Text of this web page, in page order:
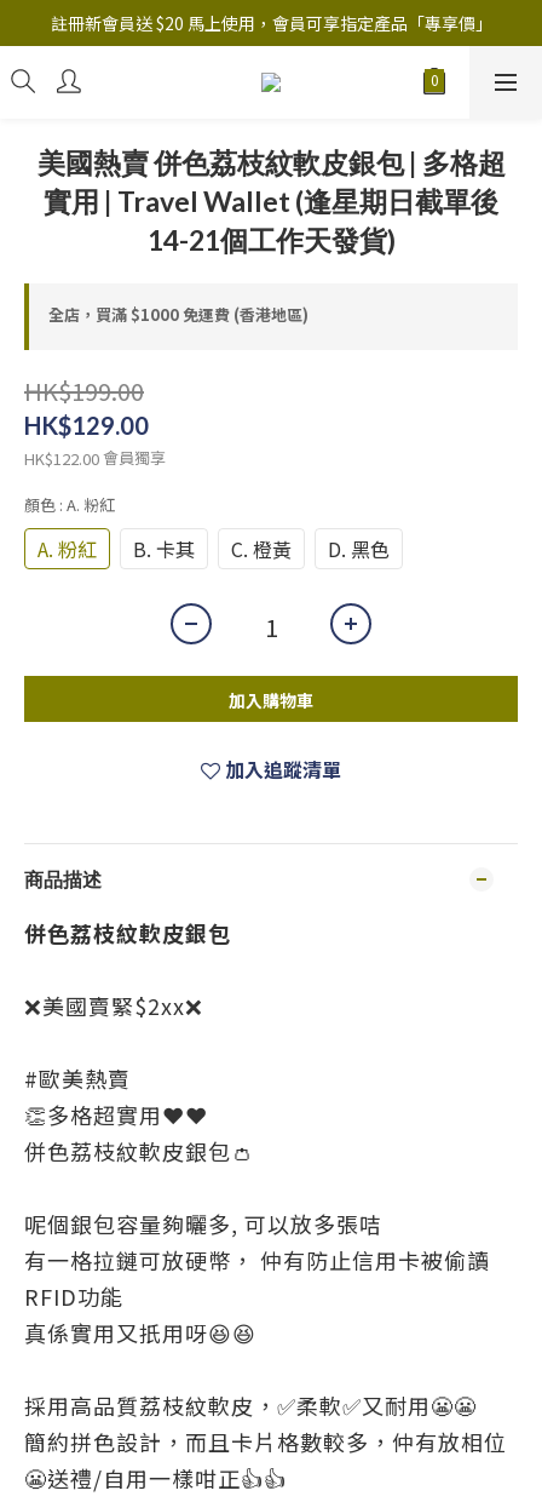
註冊新會員送 $20 馬上使用，會員可享指定產品「​專享價」
註冊新會員送 $20 馬上使用，會員可享指定產品「​專享價」
B.Y.O.B Mask Collection 任選優惠: 4件9折
美國熱賣 併色荔枝紋軟皮銀包 | 多格超
實用 | Travel Wallet (逢星期日截單後
14-21個工作天發貨)
全店，買滿 $1000 免運費 (香港地區)
HK$199.00
HK$129.00
HK$122.00會員獨享
顏色 : A. 粉紅
A. 粉紅 B. 卡其 C. 橙黃 D. 黑色
加入購物車
加入追蹤清單
商品描述
併色荔枝紋軟皮銀包
❌美國賣緊$2xx❌
#歐美熱賣
👏多格超實用❤❤
併色荔枝紋軟皮銀包👛
呢個銀包容量夠曬多, 可以放多張咭
有一格拉鏈可放硬幣， 仲有防止信用卡被偷讀
RFID功能
真係實用又扺用呀😆😆
採用高品質荔枝紋軟皮，✅柔軟✅又耐用😬😬
簡約拼色設計，而且卡片格數較多，仲有放相位
😬送禮/自用一樣咁正👍👍